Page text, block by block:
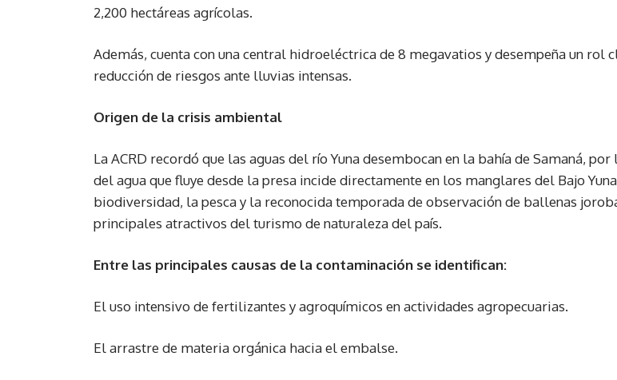
2,200 hectáreas agrícolas.
Además, cuenta con una central hidroeléctrica de 8 megavatios y desempeña un rol
reducción de riesgos ante lluvias intensas.
Origen de la crisis ambiental
La ACRD recordó que las aguas del río Yuna desembocan en la bahía de Samaná,
del agua que fluye desde la presa incide directamente en los manglares del Bajo
biodiversidad, la pesca y la reconocida temporada de observación de ballenas
principales atractivos del turismo de naturaleza del país.
Entre las principales causas de la contaminación se identifican:
El uso intensivo de fertilizantes y agroquímicos en actividades agropecuarias.
El arrastre de materia orgánica hacia el embalse.